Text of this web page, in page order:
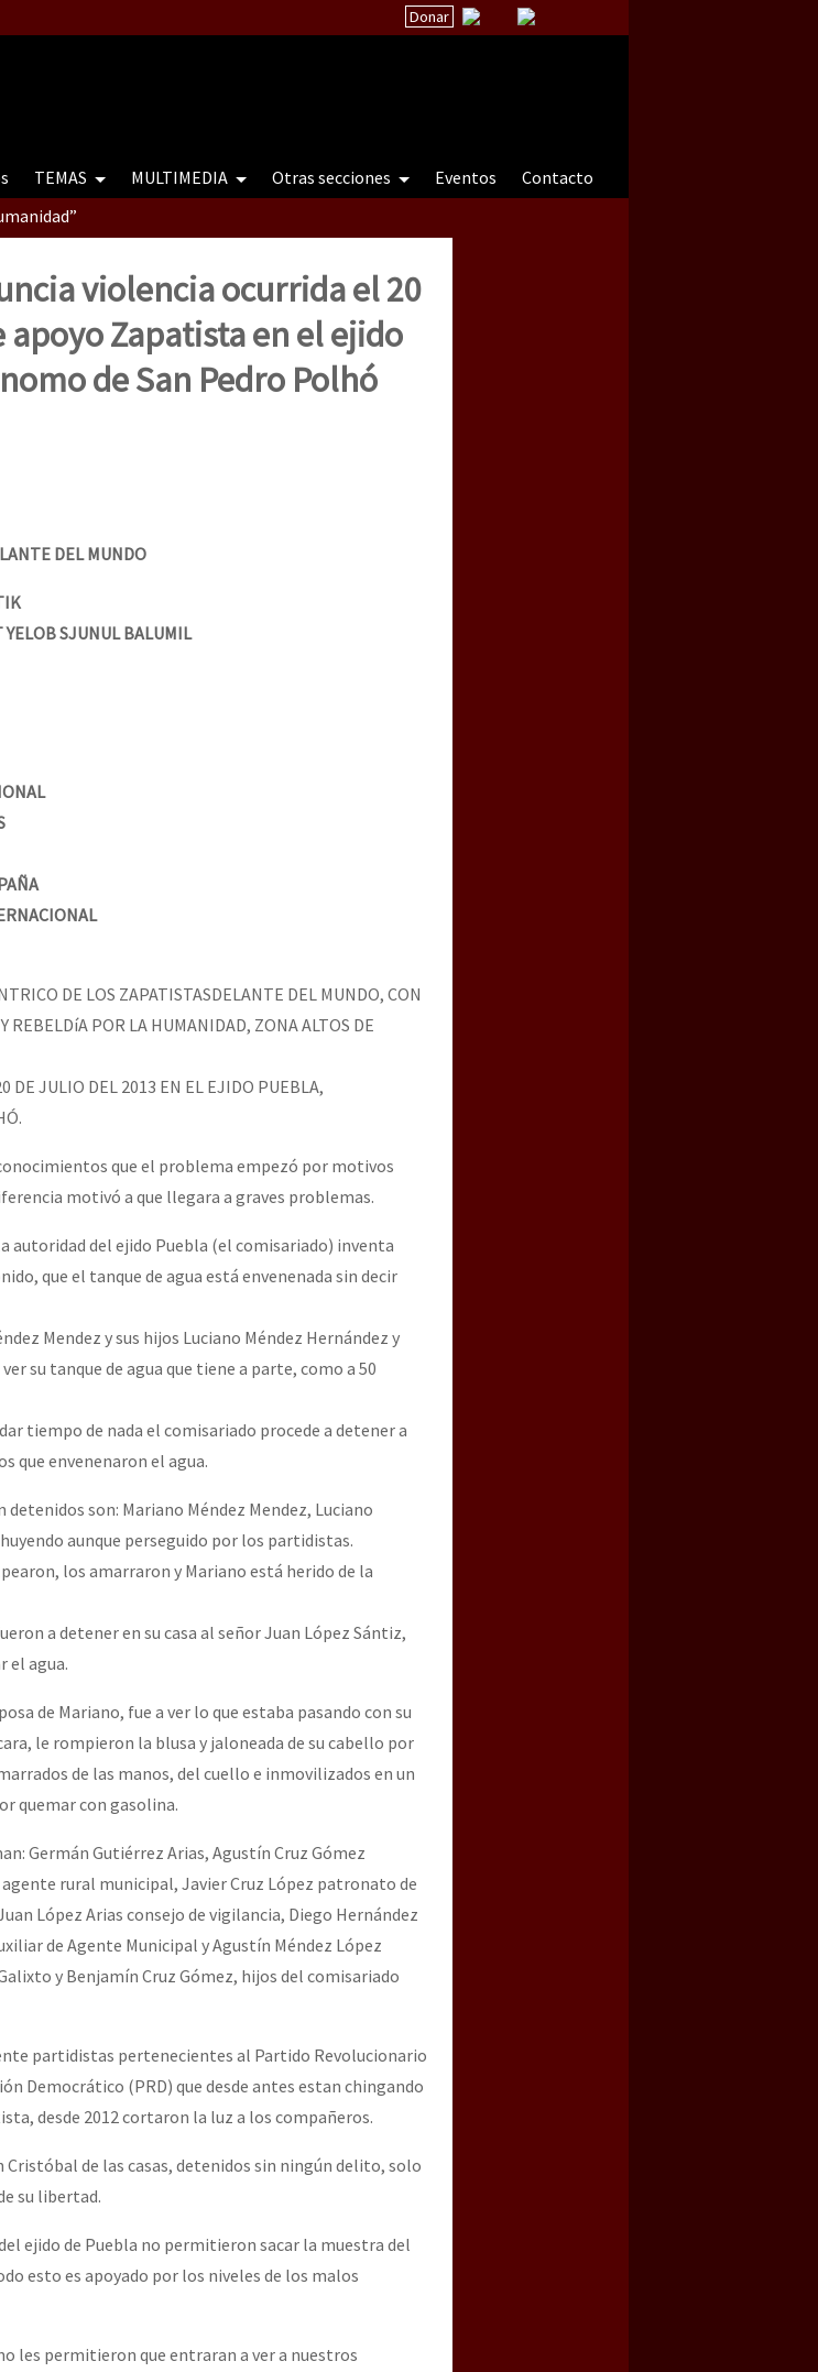
Donar
TEMAS MULTIMEDIA Otras secciones Eventos
Contacto
populações e a natureza e a natureza sob cerco)
(As populações e a natureza sob cerco)
Espanhol
y Rebeldía
violencia ocurrida el 20
Zapatista en el ejido
de San Pedro Polhó
DEL MUNDO
SJUNUL BALUMIL
DE LOS ZAPATISTASDELANTE DEL MUNDO, CON
REBELDíA POR LA HUMANIDAD, ZONA ALTOS DE
DE JULIO DEL 2013 EN EL EJIDO PUEBLA,
que el problema empezó por motivos
motivó a que llegara a graves problemas.
autoridad del ejido Puebla (el comisariado) inventa
que el tanque de agua está envenenada sin decir
Mendez y sus hijos Luciano Méndez Hernández y
su tanque de agua que tiene a parte, como a 50
tiempo de nada el comisariado procede a detener a
que envenenaron el agua.
son: Mariano Méndez Mendez, Luciano
aunque perseguido por los partidistas.
los amarraron y Mariano está herido de la
a detener en su casa al señor Juan López Sántiz,
el agua.
de Mariano, fue a ver lo que estaba pasando con su
le rompieron la blusa y jaloneada de su cabello por
de las manos, del cuello e inmovilizados en un
quemar con gasolina.
Germán Gutiérrez Arias, Agustín Cruz Gómez
rural municipal, Javier Cruz López patronato de
López Arias consejo de vigilancia, Diego Hernández
de Agente Municipal y Agustín Méndez López
y Benjamín Cruz Gómez, hijos del comisariado
partidistas pertenecientes al Partido Revolucionario
Democrático (PRD) que desde antes estan chingando
desde 2012 cortaron la luz a los compañeros.
de las casas, detenidos sin ningún delito, solo
su libertad.
ejido de Puebla no permitieron sacar la muestra del
esto es apoyado por los niveles de los malos
les permitieron que entraran a ver a nuestros